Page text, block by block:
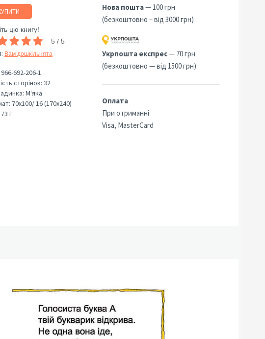
цю книгу!
5 / 5
: Вам дошкільнята
966-692-206-1
сторінок: 32
М'яка
70х100/ 16 (170х240)
73 г
Нова пошта— 100 грн
(безкоштовно – від 3000 грн)
Укрпошта експрес— 70 грн
(безкоштовно — від 1500 грн)
Оплата
При отриманні
Visa, MasterCard